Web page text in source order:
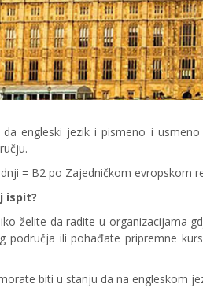
da engleski jezik i pismeno i
= B2 po Zajedničkom evropskom
ispit?
želite da radite u organizacijama
područja ili pohađate pripremne
biti u stanju da na engleskom